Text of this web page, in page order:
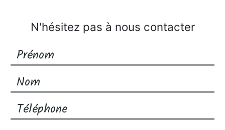
N'hésitez pas à nous contacter